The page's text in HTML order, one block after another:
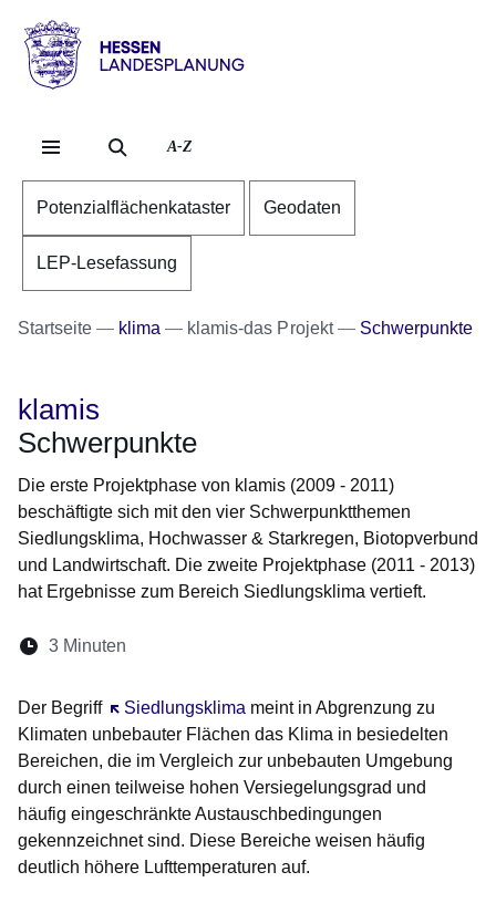
Hessen
LandesplanungA-Z
Potenzialflächenkataster Geodaten
LEP-Lesefassung
Startseite klima klamis-das Projekt Schwerpunkte
klamis
Schwerpunkte
Die erste Projektphase von klamis (2009 - 2011)
beschäftigte sich mit den vier Schwerpunktthemen
Siedlungsklima, Hochwasser & Starkregen, Biotopverbund
und Landwirtschaft. Die zweite Projektphase (2011 - 2013)
hat Ergebnisse zum Bereich Siedlungsklima vertieft.
Lesedauer:
3 Minuten
Der Begriff Siedlungsklima
Öffnet sich in einem neuen Fenster
meint in Abgrenzung zu
Klimaten unbebauter Flächen das Klima in besiedelten
Bereichen, die im Vergleich zur unbebauten Umgebung
durch einen teilweise hohen Versiegelungsgrad und
häufig eingeschränkte Austauschbedingungen
gekennzeichnet sind. Diese Bereiche weisen häufig
deutlich höhere Lufttemperaturen auf.